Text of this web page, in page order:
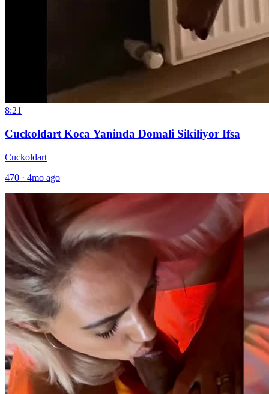
8:21
Cuckoldart Koca Yaninda Domali Sikiliyor Ifsa
Cuckoldart
470 · 4mo ago